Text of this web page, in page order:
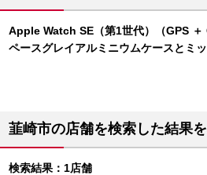
Apple Watch SE（第1世代）（GPS
ペースグレイアルミニウムケースとミ
韮崎市の店舗を検索した結果
検索結果：1店舗